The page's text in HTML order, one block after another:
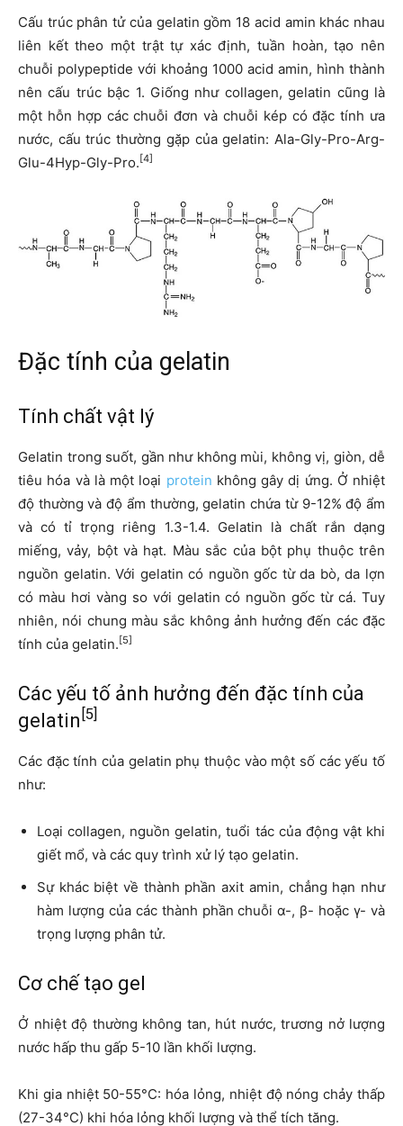
Cấu trúc phân tử của gelatin gồm 18 acid amin khác nhau
liên kết theo một trật tự xác định, tuần hoàn, tạo nên
chuỗi polypeptide với khoảng 1000 acid amin, hình thành
nên cấu trúc bậc 1. Giống như collagen, gelatin cũng là
một hỗn hợp các chuỗi đơn và chuỗi kép có đặc tính ưa
nước, cấu trúc thường gặp của gelatin: Ala-Gly-Pro-Arg-
Glu-4Hyp-Gly-Pro. [4]
Đặc tính của gelatin
Tính chất vật lý
Gelatin trong suốt, gần như không mùi, không vị, giòn, dễ
tiêu hóa và là một loại protein không gây dị ứng. Ở nhiệt
độ thường và độ ẩm thường, gelatin chứa từ 9-12% độ ẩm
và có tỉ trọng riêng 1.3-1.4. Gelatin là chất rắn dạng
miếng, vảy, bột và hạt. Màu sắc của bột phụ thuộc trên
nguồn gelatin. Với gelatin có nguồn gốc từ da bò, da lợn
có màu hơi vàng so với gelatin có nguồn gốc từ cá. Tuy
nhiên, nói chung màu sắc không ảnh hưởng đến các đặc
tính của gelatin. [5]
Các yếu tố ảnh hưởng đến đặc tính của
gelatin [5]
Các đặc tính của gelatin phụ thuộc vào một số các yếu tố
như:
Loại collagen, nguồn gelatin, tuổi tác của động vật khi
giết mổ, và các quy trình xử lý tạo gelatin.
Sự khác biệt về thành phần axit amin, chẳng hạn như
hàm lượng của các thành phần chuỗi α-, β- hoặc γ- và
trọng lượng phân tử.
Cơ chế tạo gel
Ở nhiệt độ thường không tan, hút nước, trương nở lượng
nước hấp thu gấp 5-10 lần khối lượng.
Khi gia nhiệt 50-55°C: hóa lỏng, nhiệt độ nóng chảy thấp
(27-34°C) khi hóa lỏng khối lượng và thể tích tăng.